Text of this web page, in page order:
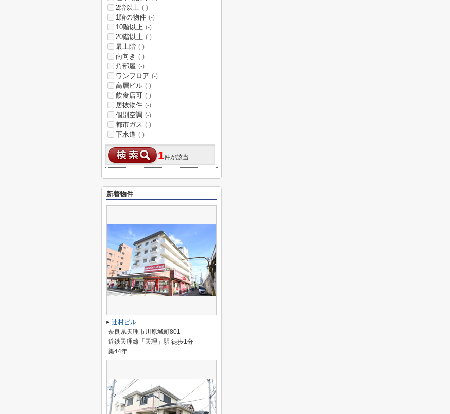
2階以上 (-)
1階の物件 (-)
10階以上 (-)
20階以上 (-)
最上階 (-)
南向き (-)
角部屋 (-)
ワンフロア (-)
高層ビル (-)
飲食店可 (-)
居抜物件 (-)
個別空調 (-)
都市ガス (-)
下水道 (-)
1件が該当
新着物件
辻村ビル
奈良県天理市川原城町801
近鉄天理線「天理」駅 徒歩1分
築44年